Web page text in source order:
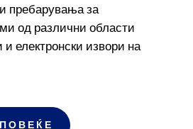
пребарувања за
од различни области
и електронски извори на